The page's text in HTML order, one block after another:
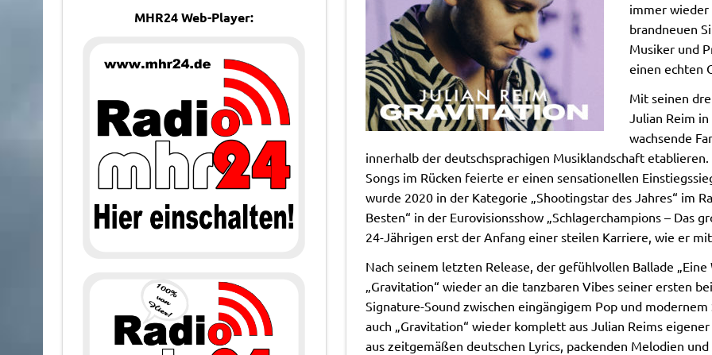
immer wieder
brandneuen
Musiker und
einen echten
Mit seinen
Julian Reim
wachsende
innerhalb der deutschsprachigen Musiklandschaft
Songs im Rücken feierte er einen sensationellen
wurde 2020 in der Kategorie „Shootingstar des Jahres“ im
Besten“ in der Eurovisionsshow „Schlagerchampions – Das
24-Jährigen erst der Anfang einer steilen Karriere, wie er
Nach seinem letzten Release, der gefühlvollen Ballade
„Gravitation“ wieder an die tanzbaren Vibes seiner ersten
Signature-Sound zwischen eingängigem Pop und
auch „Gravitation“ wieder komplett aus Julian Reims
aus zeitgemäßen deutschen Lyrics, packenden Melodien
MHR24 Web-Player: